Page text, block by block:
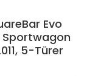
Evo
Sportwagon
5-Türer